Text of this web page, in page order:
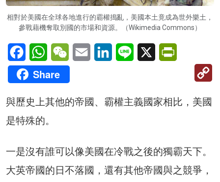
相對於美國在全球各地進行的霸權搗亂，美國本土竟成為世外樂土，
參戰藉機奪取別國的市場和資源。（Wikimedia Commons）
FacebookWhatsAppWeChatEmail LinkedInLine X
Share
與歷史上其他的帝國、霸權主義國家相比，美國
是特殊的。
一是沒有誰可以像美國在冷戰之後的獨霸天下。
大英帝國的日不落國，還有其他帝國與之競爭，